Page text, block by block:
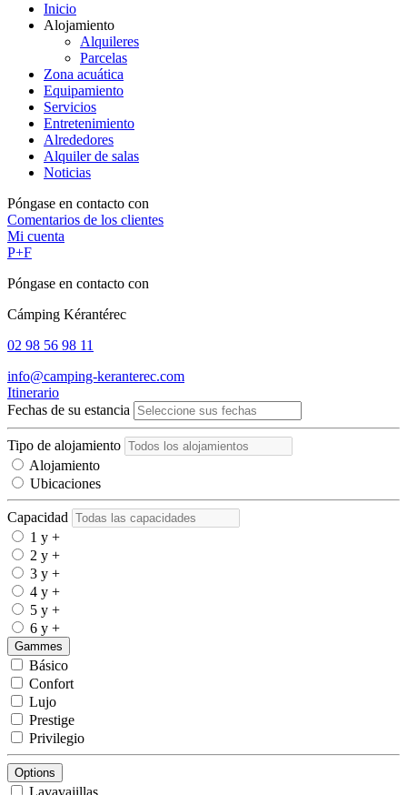
Inicio
Alojamiento
Alquileres
Parcelas
Zona acuática
Equipamiento
Servicios
Entretenimiento
Alrededores
Alquiler de salas
Noticias
Póngase en contacto con
Comentarios de los clientes
Mi cuenta
P+F
Póngase en contacto con
Cámping Kérantérec
02 98 56 98 11
info@camping-keranterec.com
Itinerario
Fechas de su estancia
Tipo de alojamiento
Alojamiento
Ubicaciones
Capacidad
1 y +
2 y +
3 y +
4 y +
5 y +
6 y +
Gammes
Básico
Confort
Lujo
Prestige
Privilegio
Options